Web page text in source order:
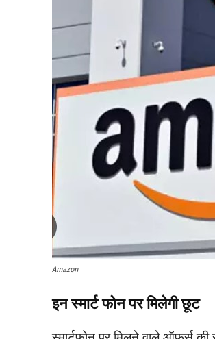
Amazon
इन स्मार्ट फोन पर मिलेगी छूट